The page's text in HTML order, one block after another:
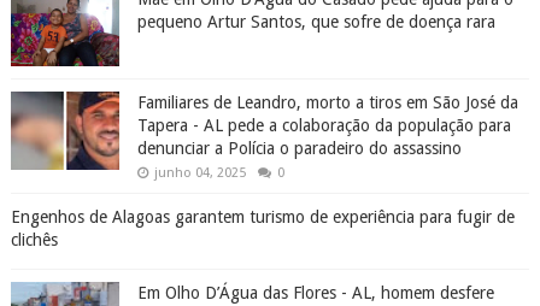
pequeno Artur Santos, que sofre de doença rara
Familiares de Leandro, morto a tiros em São José da
Tapera - AL pede a colaboração da população para
denunciar a Polícia o paradeiro do assassino
junho 04, 2025 0
Engenhos de Alagoas garantem turismo de experiência para fugir de
clichês
Em Olho D’Água das Flores - AL, homem desfere